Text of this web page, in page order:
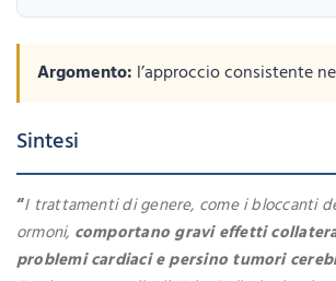
Argomento: l’approccio consistente
Sintesi
“I trattamenti di genere, come i bloccanti
ormoni, comportano gravi effetti
problemi cardiaci e persino tumori